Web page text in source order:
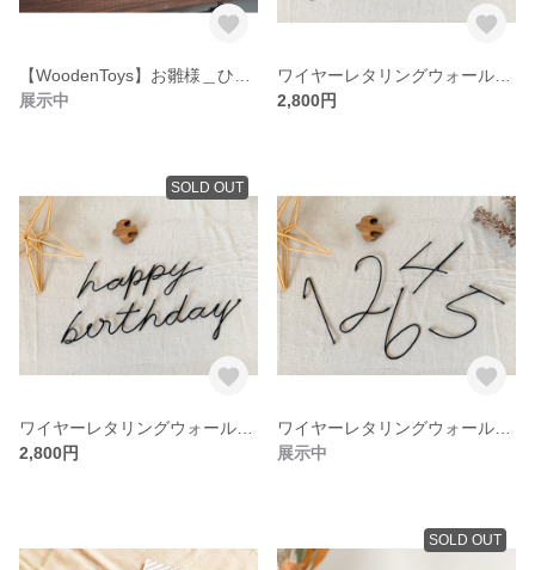
展示中
2,800円
SOLD OUT
2,800円
展示中
SOLD OUT